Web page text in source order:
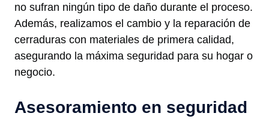
no sufran ningún tipo de daño durante el proceso.
Además, realizamos el cambio y la reparación de
cerraduras con materiales de primera calidad,
asegurando la máxima seguridad para su hogar o
negocio.
Asesoramiento en seguridad